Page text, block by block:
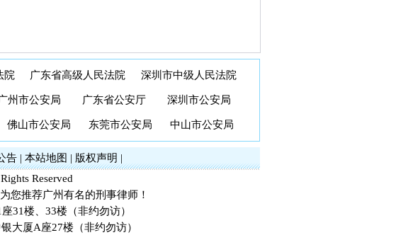
院 广东省高级人民法院 深圳市中级人民法院
州市公安局 广东省公安厅 深圳市公安局
佛山市公安局 东莞市公安局 中山市公安局
告| 本站地图 | 版权声明 |
Reserved
您推荐广州有名的刑事律师！
31楼、33楼（非约勿访）
大厦A座27楼（非约勿访）